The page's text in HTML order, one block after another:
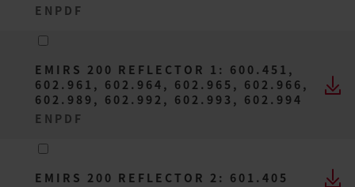
EN PDF
EMIRS 200 REFLECTOR 1: 600.451,
602.961, 602.964, 602.965, 602.966,
602.989, 602.992, 602.993, 602.994
EN PDF
EMIRS 200 REFLECTOR 2: 601.405